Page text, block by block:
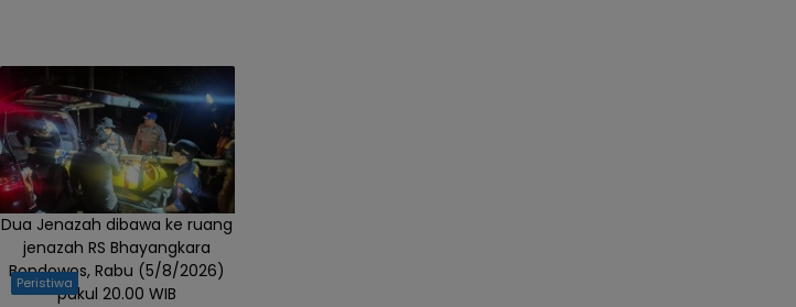
Dua Jenazah dibawa ke ruang
jenazah RS Bhayangkara
Bondowos, Rabu (5/8/2026)
pukul 20.00 WIB
Peristiwa